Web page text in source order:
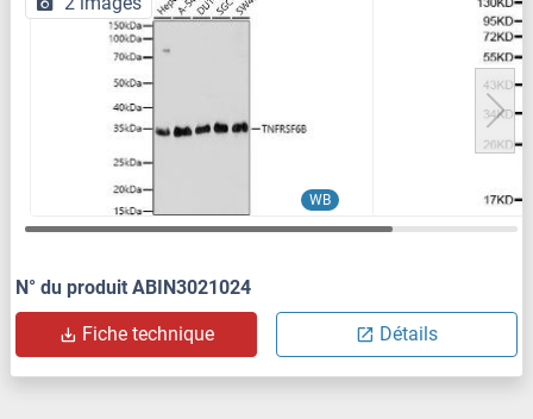
WB
N° du produit ABIN3021024
Fiche technique Détails